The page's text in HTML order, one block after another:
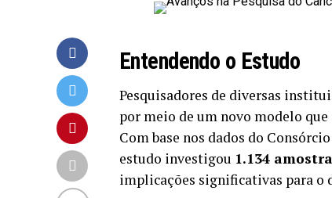
Entendendo o Estudo
Pesquisadores de diversas
por meio de um novo modelo
Com base nos dados do
estudo investigou 1.134
implicações significativas para o